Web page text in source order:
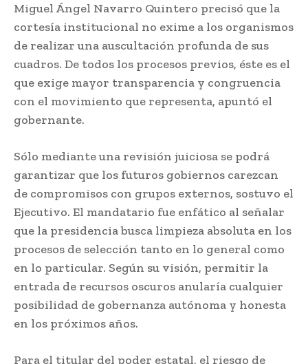
Miguel Ángel Navarro Quintero precisó que la
cortesía institucional no exime a los organismos
de realizar una auscultación profunda de sus
cuadros. De todos los procesos previos, éste es el
que exige mayor transparencia y congruencia
con el movimiento que representa, apuntó el
gobernante.
Sólo mediante una revisión juiciosa se podrá
garantizar que los futuros gobiernos carezcan
de compromisos con grupos externos, sostuvo el
Ejecutivo. El mandatario fue enfático al señalar
que la presidencia busca limpieza absoluta en los
procesos de selección tanto en lo general como
en lo particular. Según su visión, permitir la
entrada de recursos oscuros anularía cualquier
posibilidad de gobernanza autónoma y honesta
en los próximos años.
Para el titular del poder estatal, el riesgo de